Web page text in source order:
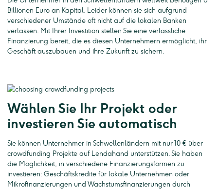
Billionen Euro an Kapital. Leider können sie sich aufgrund
verschiedener Umstände oft nicht auf die lokalen Banken
verlassen. Mit Ihrer Investition stellen Sie eine verlässliche
Finanzierung bereit, die es diesen Unternehmern ermöglicht, ihr
Geschäft auszubauen und ihre Zukunft zu sichern.
Wählen Sie Ihr Projekt oder
investieren Sie automatisch
Sie können Unternehmer in Schwellenländern mit nur 10 € über
crowdfunding Projekte auf Lendahand unterstützen. Sie haben
die Möglichkeit, in verschiedene Finanzierungsformen zu
investieren: Geschäftskredite für lokale Unternehmen oder
Mikrofinanzierungen und Wachstumsfinanzierungen durch